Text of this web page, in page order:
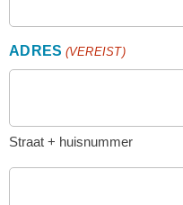
ADRES (VEREIST)
Straat + huisnummer